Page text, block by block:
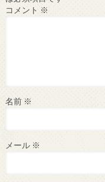
コメント ※
名前 ※
メール ※